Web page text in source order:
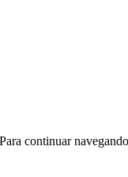
continuar